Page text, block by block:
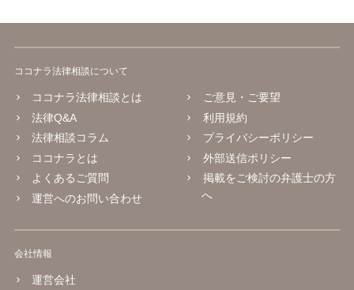
ココナラ法律相談について
ココナラ法律相談とは
法律Q&A
法律相談コラム
ココナラとは
よくあるご質問
運営へのお問い合わせ
ご意見・ご要望
利用規約
プライバシーポリシー
外部送信ポリシー
掲載をご検討の弁護士の方
へ
会社情報
運営会社